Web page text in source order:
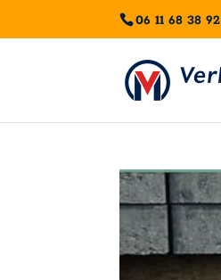
06 11 68 38 92